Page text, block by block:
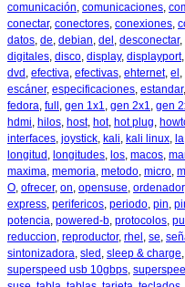
comunicación, comunicaciones,
conectar, conectores, conexiones,
datos, de, debian, del , desconectar,
digitales, disco, display, displayport,
dvd , efectiva, efectivas, ehternet, el ,
escáner, especificaciones, estandar,
fedora, full , gen 1x1, gen 2x1, gen
hdmi, hilos, host, hot, hot plug,
interfaces, joystick, kali, kali linux, la
longitud , longitudes, los, macos,
maxima, memoria, metodo, micro,
O, ofrecer, on, opensuse, ordenador
express, perifericos, periodo, pin,
potencia, powered-b, protocolos,
reduccion, reproductor, rhel , se,
sintonizadora, sled , sleep & charge,
superspeed usb 10gbps,